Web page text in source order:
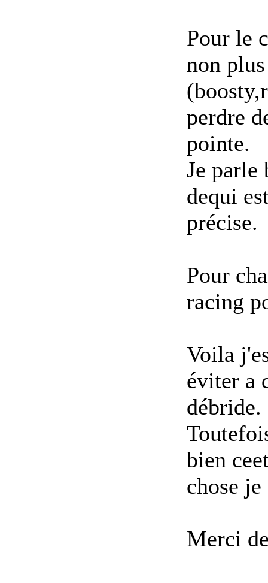
Pour le
non
perdre
pointe.
Je parle
dequi
précise.
Pour
racing
Voila
éviter a
débride.
bien ce
chose
Merci